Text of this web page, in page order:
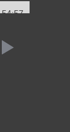
54:57